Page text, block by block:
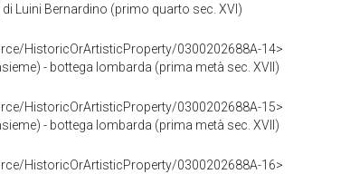
Luini Bernardino (primo quarto sec. XVI)
HistoricOrArtisticProperty/0300202688A-14>
- bottega lombarda (prima metà sec. XVII)
HistoricOrArtisticProperty/0300202688A-15>
- bottega lombarda (prima metà sec. XVII)
HistoricOrArtisticProperty/0300202688A-16>